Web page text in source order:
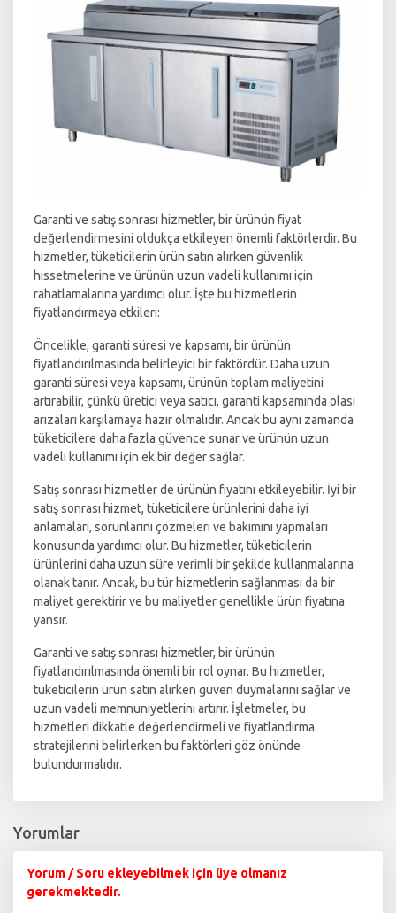
Garanti ve satış sonrası hizmetler, bir ürünün fiyat
değerlendirmesini oldukça etkileyen önemli faktörlerdir. Bu
hizmetler, tüketicilerin ürün satın alırken güvenlik
hissetmelerine ve ürünün uzun vadeli kullanımı için
rahatlamalarına yardımcı olur. İşte bu hizmetlerin
fiyatlandırmaya etkileri:
Öncelikle, garanti süresi ve kapsamı, bir ürünün
fiyatlandırılmasında belirleyici bir faktördür. Daha uzun
garanti süresi veya kapsamı, ürünün toplam maliyetini
artırabilir, çünkü üretici veya satıcı, garanti kapsamında olası
arızaları karşılamaya hazır olmalıdır. Ancak bu aynı zamanda
tüketicilere daha fazla güvence sunar ve ürünün uzun
vadeli kullanımı için ek bir değer sağlar.
Satış sonrası hizmetler de ürünün fiyatını etkileyebilir. İyi bir
satış sonrası hizmet, tüketicilere ürünlerini daha iyi
anlamaları, sorunlarını çözmeleri ve bakımını yapmaları
konusunda yardımcı olur. Bu hizmetler, tüketicilerin
ürünlerini daha uzun süre verimli bir şekilde kullanmalarına
olanak tanır. Ancak, bu tür hizmetlerin sağlanması da bir
maliyet gerektirir ve bu maliyetler genellikle ürün fiyatına
yansır.
Garanti ve satış sonrası hizmetler, bir ürünün
fiyatlandırılmasında önemli bir rol oynar. Bu hizmetler,
tüketicilerin ürün satın alırken güven duymalarını sağlar ve
uzun vadeli memnuniyetlerini artırır. İşletmeler, bu
hizmetleri dikkatle değerlendirmeli ve fiyatlandırma
stratejilerini belirlerken bu faktörleri göz önünde
bulundurmalıdır.
Yorumlar
Yorum / Soru ekleyebilmek için üye olmanız
gerekmektedir.